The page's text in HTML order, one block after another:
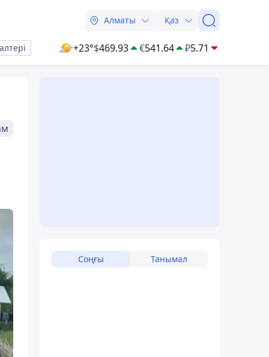
Алматы Қаз
+23°$469.93 €541.64 ₽5.71
Соңғы Танымал